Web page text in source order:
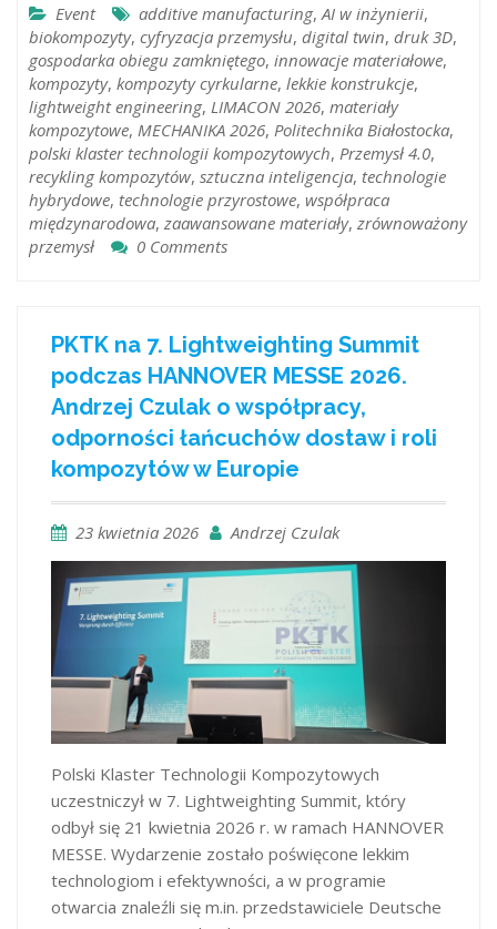
Event additive manufacturing, AI w inżynierii,
biokompozyty, cyfryzacja przemysłu, digital twin, druk 3D,
gospodarka obiegu zamkniętego, innowacje materiałowe,
kompozyty, kompozyty cyrkularne, lekkie konstrukcje,
lightweight engineering, LIMACON 2026, materiały
kompozytowe, MECHANIKA 2026, Politechnika Białostocka,
polski klaster technologii kompozytowych, Przemysł 4.0,
recykling kompozytów, sztuczna inteligencja, technologie
hybrydowe, technologie przyrostowe, współpraca
międzynarodowa, zaawansowane materiały, zrównoważony
przemysł
0 Comments
PKTK na 7. Lightweighting Summit
podczas HANNOVER MESSE 2026.
Andrzej Czulak o współpracy,
odporności łańcuchów dostaw i roli
kompozytów w Europie
23 kwietnia 2026 Andrzej Czulak
Polski Klaster Technologii Kompozytowych
uczestniczył w 7. Lightweighting Summit, który
odbył się 21 kwietnia 2026 r. w ramach HANNOVER
MESSE. Wydarzenie zostało poświęcone lekkim
technologiom i efektywności, a w programie
otwarcia znaleźli się m.in. przedstawiciele Deutsche